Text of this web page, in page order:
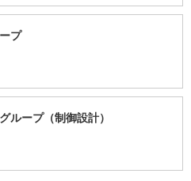
プ
ループ（制御設計）